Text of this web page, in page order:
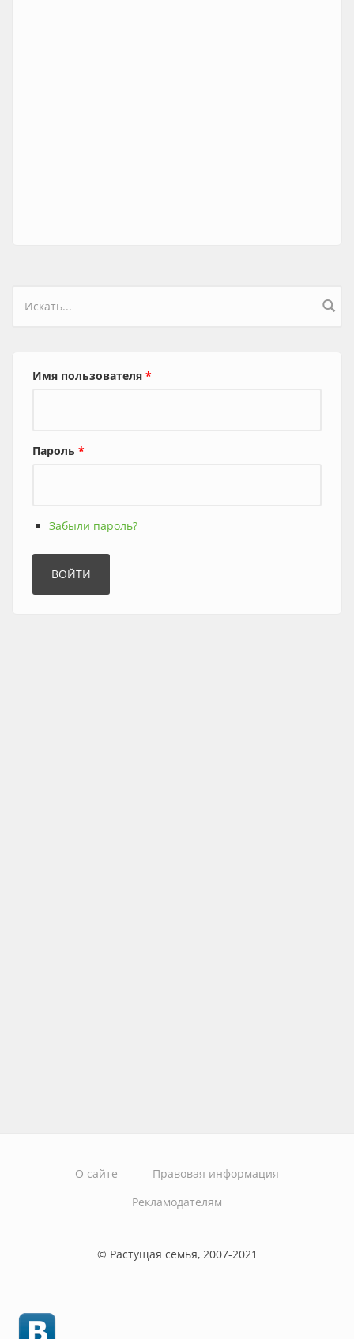
Форма поиска
Имя пользователя *
Пароль *
Забыли пароль?
О сайте
Правовая информация
Рекламодателям
© Растущая семья, 2007-2021